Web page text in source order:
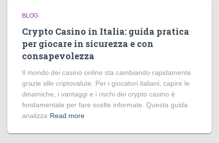
BLOG
Crypto Casino in Italia: guida pratica
per giocare in sicurezza e con
consapevolezza
Il mondo dei casinò online sta cambiando rapidamente
grazie alle criptovalute. Per i giocatori italiani, capire le
dinamiche, i vantaggi e i rischi dei crypto casino è
fondamentale per fare scelte informate. Questa guida
analizza Read more